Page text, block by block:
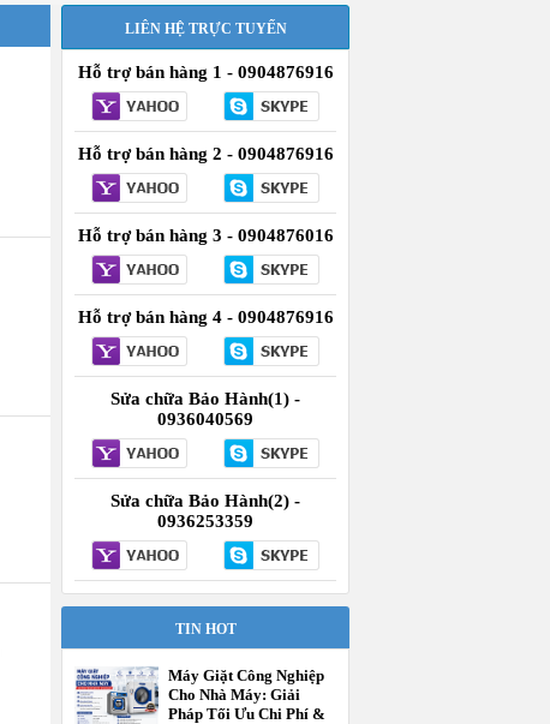
LIÊN HỆ TRỰC TUYẾN
Hỗ trợ bán hàng 1 - 0904876916
Hỗ trợ bán hàng 2 - 0904876916
Hỗ trợ bán hàng 3 - 0904876016
Hỗ trợ bán hàng 4 - 0904876916
Sửa chữa Bảo Hành(1) -
0936040569
Sửa chữa Bảo Hành(2) -
0936253359
TIN HOT
Máy Giặt Công Nghiệp
Cho Nhà Máy: Giải
Pháp Tối Ưu Chi Phí &